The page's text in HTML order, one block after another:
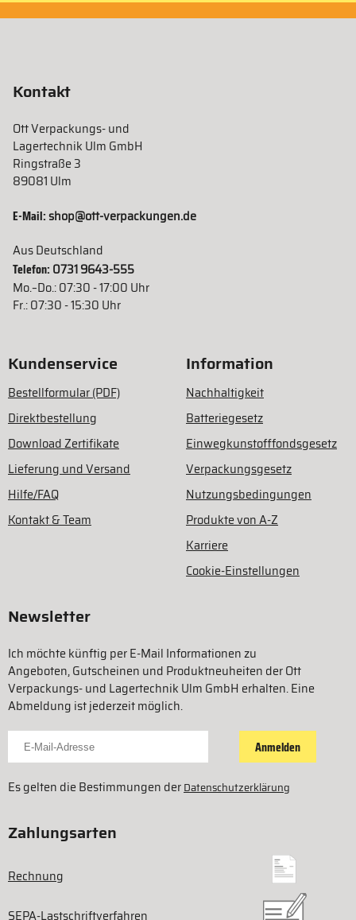
Kontakt
Ott Verpackungs- und
Lagertechnik Ulm GmbH
Ringstraße 3
89081 Ulm
E-Mail:shop@ott-verpackungen.de
Aus Deutschland
Telefon: 0731 9643-555
Mo.–Do.: 07:30 - 17:00 Uhr
Fr.: 07:30 - 15:30 Uhr
Kundenservice
Bestellformular (PDF)
Direktbestellung
Download Zertifikate
Lieferung und Versand
Hilfe/FAQ
Kontakt & Team
Information
Nachhaltigkeit
Batteriegesetz
Einwegkunstofffondsgesetz
Verpackungsgesetz
Nutzungsbedingungen
Produkte von A-Z
Karriere
Cookie-Einstellungen
Newsletter
Ich möchte künftig per E-Mail Informationen zu
Angeboten, Gutscheinen und Produktneuheiten der Ott
Verpackungs- und Lagertechnik Ulm GmbH erhalten. Eine
Abmeldung ist jederzeit möglich.
Für Newsletter anmelden
Anmelden
Es gelten die Bestimmungen derDatenschutzerklärung
Zahlungsarten
Rechnung
SEPA-Lastschriftverfahren